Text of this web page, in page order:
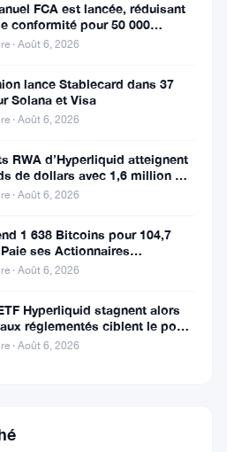
y a
FCA est lancée, réduisant
conformité pour 50 000
britanniques
· Août 6, 2026
lance Stablecard dans 37
Solana et Visa
· Août 6, 2026
RWA d’Hyperliquid atteignent
de dollars avec 1,6 million de
· Août 6, 2026
1 638 Bitcoins pour 104,7
ses Actionnaires
· Août 6, 2026
Hyperliquid stagnent alors
réglementés ciblent le pool
de 2 à 3
· Août 6, 2026